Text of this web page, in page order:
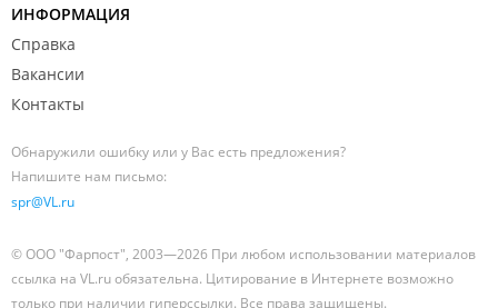
ИНФОРМАЦИЯ
Справка
Вакансии
Контакты
Обнаружили ошибку или у Вас есть предложения?
Напишите нам письмо:
spr@VL.ru
© ООО "Фарпост", 2003—2026 При любом использовании материалов
ссылка на VL.ru обязательна. Цитирование в Интернете возможно
только при наличии гиперссылки. Все права защищены.